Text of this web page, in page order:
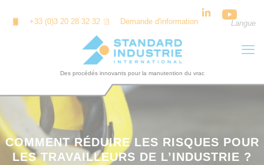
+33 (0)3 20 28 32 32 Demande d'information Langue
COMMENT RÉDUIRE LES RISQUES POUR
LES TRAVAILLEURS DE L’INDUSTRIE ?